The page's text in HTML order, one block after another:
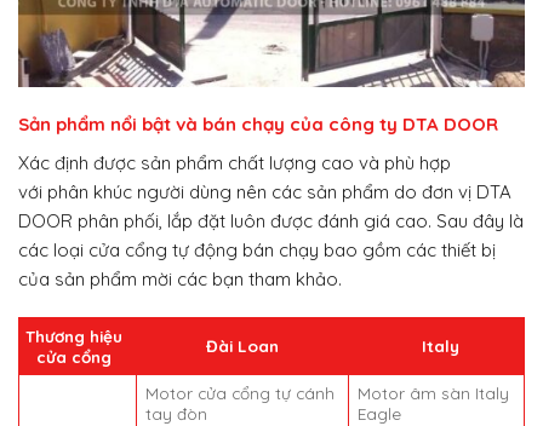
Sản phẩm nổi bật và bán chạy của công ty DTA DOOR
Xác định được sản phẩm chất lượng cao và phù hợp
với phân khúc người dùng nên các sản phẩm do đơn vị DTA
DOOR phân phối, lắp đặt luôn được đánh giá cao. Sau đây là
các loại cửa cổng tự động bán chạy bao gồm các thiết bị
của sản phẩm mời các bạn tham khảo.
Thương hiệu
cửa cổng
Đài Loan Italy
Motor cửa cổng tự cánh
tay đòn
Motor âm sàn Italy
Eagle